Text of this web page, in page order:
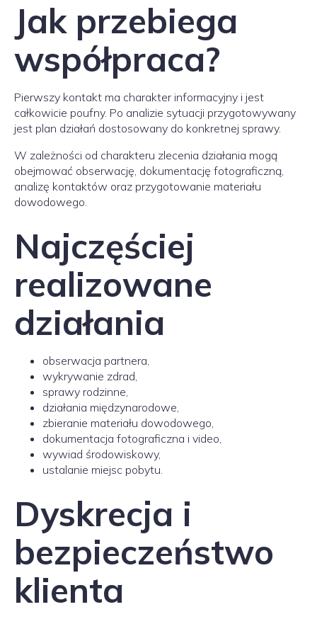
Jak przebiega
współpraca?
Pierwszy kontakt ma charakter informacyjny i jest
całkowicie poufny. Po analizie sytuacji przygotowywany
jest plan działań dostosowany do konkretnej sprawy.
W zależności od charakteru zlecenia działania mogą
obejmować obserwację, dokumentację fotograficzną,
analizę kontaktów oraz przygotowanie materiału
dowodowego.
Najczęściej
realizowane
działania
obserwacja partnera,
wykrywanie zdrad,
sprawy rodzinne,
działania międzynarodowe,
zbieranie materiału dowodowego,
dokumentacja fotograficzna i video,
wywiad środowiskowy,
ustalanie miejsc pobytu.
Dyskrecja i
bezpieczeństwo
klienta